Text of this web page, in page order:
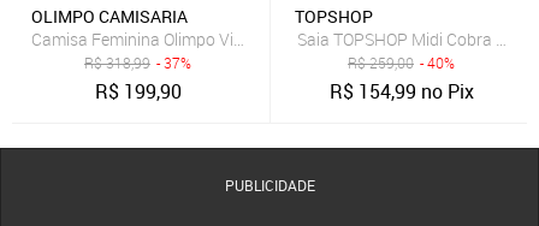
OLIMPO CAMISARIA
Camisa Feminina Olimpo Viscose Premium Manga Longa Selvagem
R$318,99 - 37%
R$ 199,90
TOPSHOP
Saia TOPSHOP Midi Cobra Cinza
R$259,00 - 40%
R$ 154,99 no Pix
PUBLICIDADE